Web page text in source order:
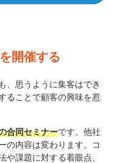
開催する
、思うように集客はでき
ることで顧客の興味を惹
合同セミナーです。他社
の内容は変わります。コ
や課題に対する着眼点、